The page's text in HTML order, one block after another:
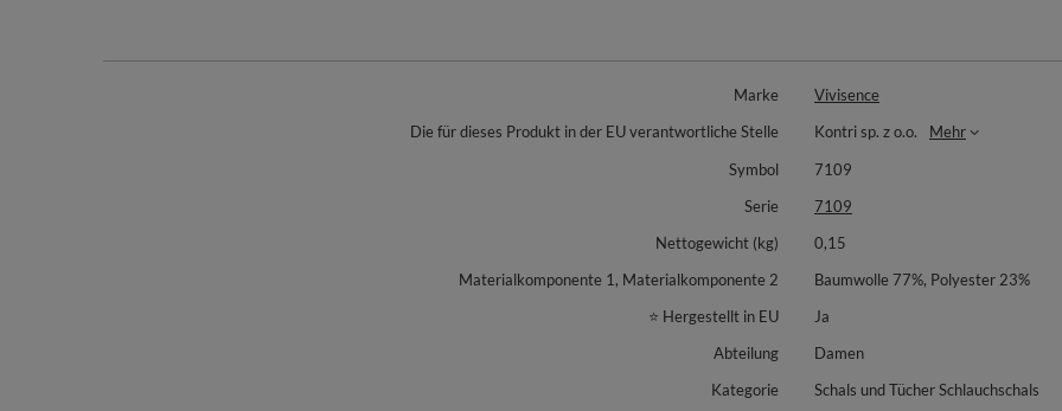
Marke
Vivisence
Die für dieses Produkt in der EU verantwortliche Stelle
Kontri sp. z o.o.
Mehr
Symbol
7109
Serie
7109
Nettogewicht (kg)
0,15
Materialkomponente 1, Materialkomponente 2
Baumwolle 77%, Polyester 23%
⭐ Hergestellt in EU
Ja
Abteilung
Damen
Kategorie
Schals und Tücher Schlauchschals